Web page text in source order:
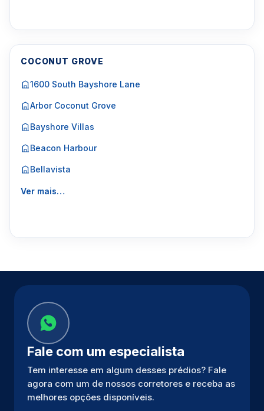
COCONUT GROVE
1600 South Bayshore Lane
Arbor Coconut Grove
Bayshore Villas
Beacon Harbour
Bellavista
Ver mais…
Fale com um especialista
Tem interesse em algum desses prédios? Fale
agora com um de nossos corretores e receba as
melhores opções disponíveis.